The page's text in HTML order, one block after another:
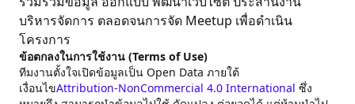
บริหารจัดการ ตลอดจนการจัด Meetup เพื่อดำเนิน
โครงการ
ข้อตกลงในการใช้งาน (Terms of Use)
ทีมงานตั้งใจเปิดข้อมูลเป็น Open Data ภายใต้
เงื่อนไขAttribution-NonCommercial 4.0 International ซึ่ง